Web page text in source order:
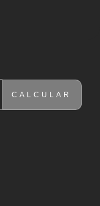
ALTERAR CEP
CALCULAR